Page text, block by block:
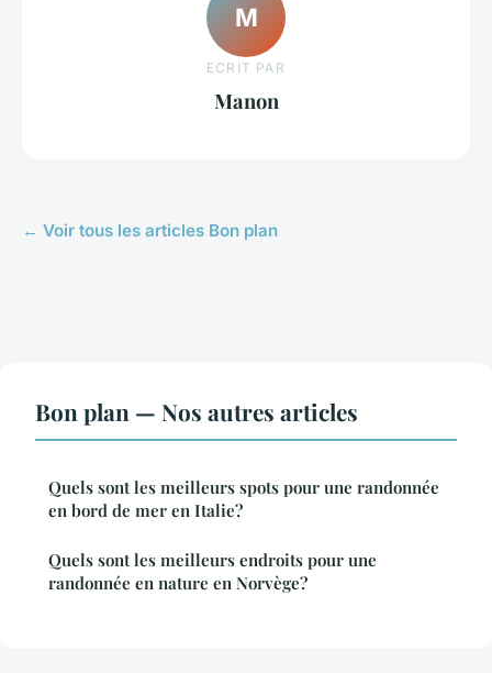
M
ECRIT PAR
Manon
← Voir tous les articles Bon plan
Bon plan — Nos autres articles
Quels sont les meilleurs spots pour une randonnée
en bord de mer en Italie?
Quels sont les meilleurs endroits pour une
randonnée en nature en Norvège?